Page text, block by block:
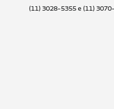
(11) 3028-5355 e (11)